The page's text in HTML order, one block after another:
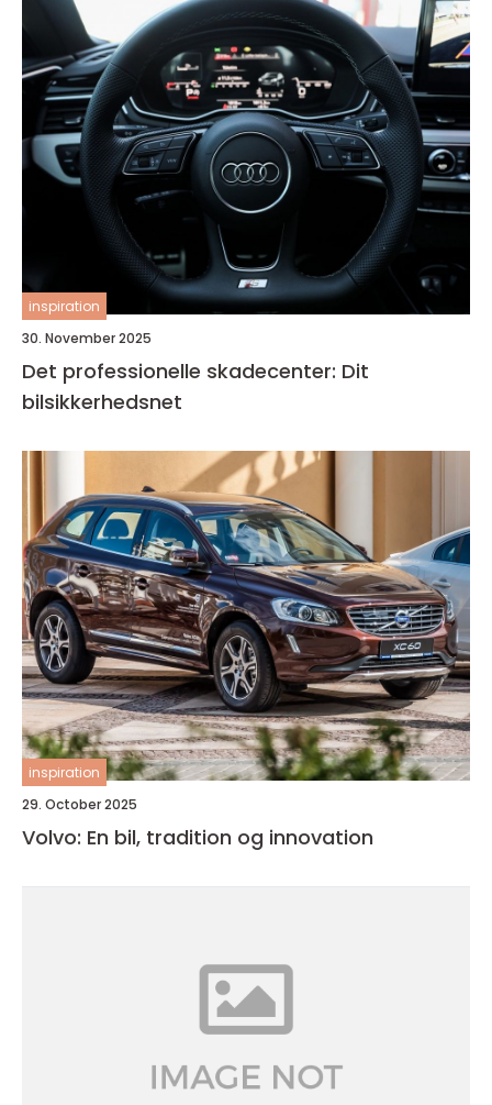
inspiration
30. November 2025
Det professionelle skadecenter: Dit
bilsikkerhedsnet
inspiration
29. October 2025
Volvo: En bil, tradition og innovation